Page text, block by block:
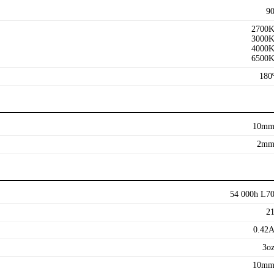
90
2700K
3000K
4000K
6500K
180º
10mm
2mm
54 000h L70
21
0.42A
3oz
10mm